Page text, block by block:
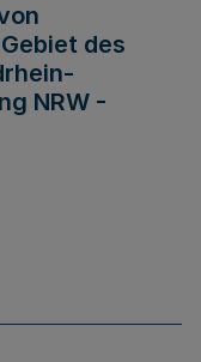
des
NRW -